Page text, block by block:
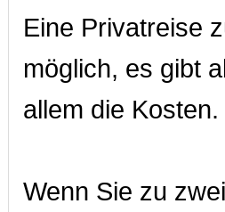
Eine Privatreise
möglich, es gibt
allem die Kosten.
Wenn Sie zu